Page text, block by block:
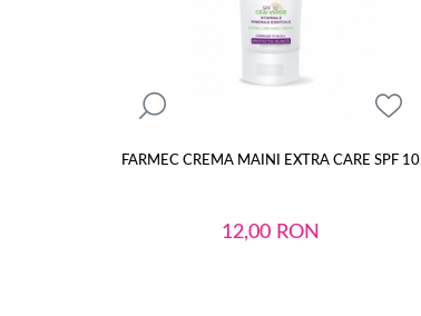
FARMEC CREMA MAINI EXTRA CARE SPF 10
12,00 RON